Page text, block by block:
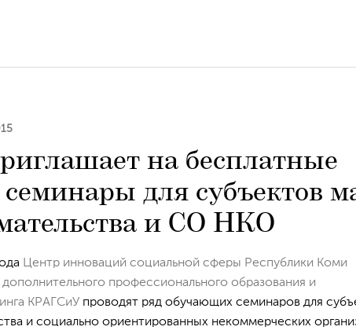
на бесплатные
для субъектов
и СО НКО
Центр инноваций социальной сферы Республики Коми
профессионального образования и
КРАГСиУ проводят ряд обучающих семинаров для
и социально ориентированных некоммерческих